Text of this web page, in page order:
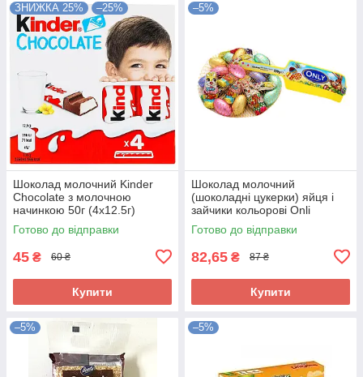
ЗНИЖКА 25% –25%
Шоколад молочний Kinder
Chocolate з молочною
начинкою 50г (4х12.5г)
Німеччина
Готово до відправки
45 ₴ 60 ₴
Купити
–5%
Шоколад молочний
(шоколадні цукерки) яйця і
зайчики кольорові Onli
Австрія 84г
Готово до відправки
82,65 ₴ 87 ₴
Купити
–5% –5%